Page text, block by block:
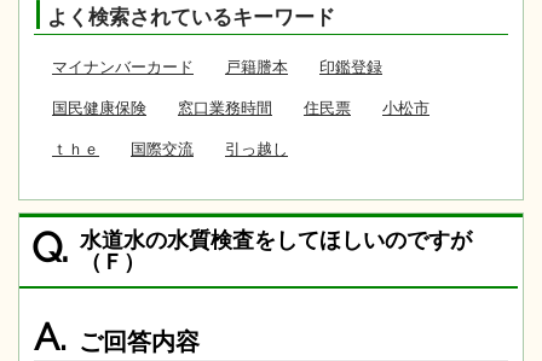
よく検索されているキーワード
マイナンバーカード 戸籍謄本
印鑑登録
国民健康保険
窓口業務時間 住民票
小松市
ｔｈｅ
国際交流 引っ越し
Q. 水道水の水質検査をしてほしいのですが
（Ｆ）
A. ご回答内容